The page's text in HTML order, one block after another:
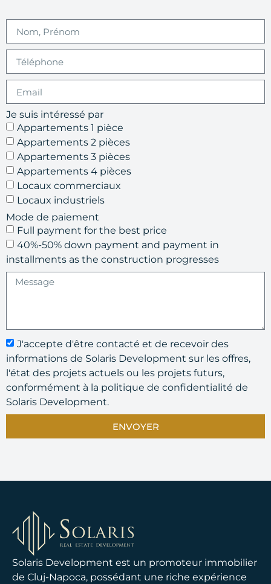
Je suis intéressé par
Appartements 1 pièce
Appartements 2 pièces
Appartements 3 pièces
Appartements 4 pièces
Locaux commerciaux
Locaux industriels
Mode de paiement
Full payment for the best price
40%-50% down payment and payment in
installments as the construction progresses
J'accepte d'être contacté et de recevoir des
informations de Solaris Development sur les offres,
l'état des projets actuels ou les projets futurs,
conformément à la politique de confidentialité de
Solaris Development.
ENVOYER
Solaris Development est un promoteur immobilier
de Cluj-Napoca, possédant une riche expérience